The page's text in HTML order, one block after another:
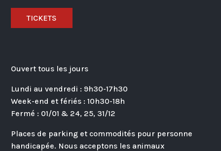
TICKETS
Ouvert tous les jours
Lundi au vendredi : 9h30-17h30
Week-end et fériés : 10h30-18h
Fermé : 01/01 & 24, 25, 31/12
Places de parking et commodités pour personne
handicapée. Nous acceptons les animaux